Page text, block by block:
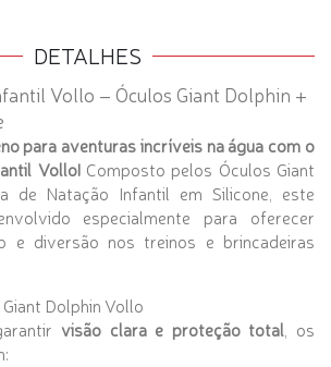
DETALHES
Vollo – Óculos Giant Dolphin +
para aventuras incríveis na água com o
Vollo!Composto pelos Óculos Giant
de Natação Infantil em Silicone, este
especialmente para oferecer
e diversão nos treinos e brincadeiras
Dolphin Vollo
visão clara e proteção total , os